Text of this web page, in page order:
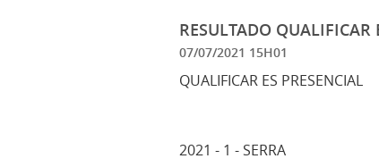
RESULTADO QUALIFICAR
07/07/2021 15H01
QUALIFICAR ES PRESENCIAL
2021 - 1 - SERRA